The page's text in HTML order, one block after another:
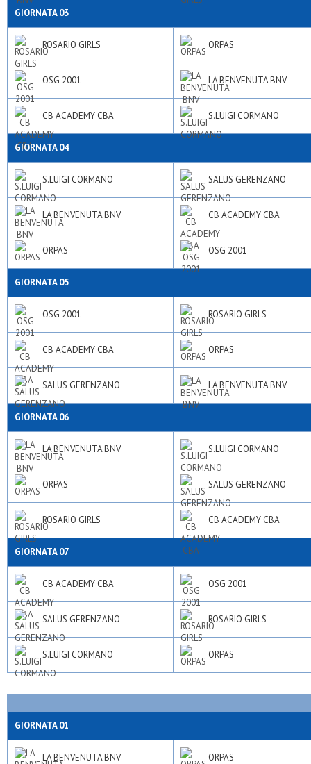
GIORNATA 03
ROSARIO GIRLS ORPAS
OSG 2001 LA BENVENUTA BNV
CB ACADEMY CBA S.LUIGI CORMANO
GIORNATA 04
S.LUIGI CORMANO SALUS GERENZANO
LA BENVENUTA BNV CB ACADEMY CBA
ORPAS OSG 2001
GIORNATA 05
OSG 2001 ROSARIO GIRLS
CB ACADEMY CBA ORPAS
SALUS GERENZANO LA BENVENUTA BNV
GIORNATA 06
LA BENVENUTA BNV S.LUIGI CORMANO
ORPAS SALUS GERENZANO
ROSARIO GIRLS CB ACADEMY CBA
GIORNATA 07
CB ACADEMY CBA OSG 2001
SALUS GERENZANO ROSARIO GIRLS
S.LUIGI CORMANO ORPAS
GIORNATA 01
LA BENVENUTA BNV ORPAS